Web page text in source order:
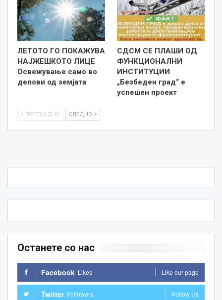
ЛЕТОТО ГО ПОКАЖУВА
НАЈЖЕШКОТО ЛИЦE
Освежување само во
делови од земјата
СДСМ СЕ ПЛАШИ ОД
ФУНКЦИОНАЛНИ
ИНСТИТУЦИИ
„Безбеден град“ е
успешен проект
ПРЕТХОДНО СЛЕДНО
Останете со нас
Facebook Likes Like our page
Twitter Followers Follow Us